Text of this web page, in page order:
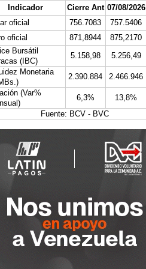
Indicador Cierre Ant 07/08/2026
oficial
756.7083
757.5406
oficial
871,8944
875,2170
Bursátil
(IBC)
5.158,98
5.256,49
Monetaria
2.390.884
2.466.946
(Var%
6,3%
13,8%
Fuente: BCV - BVC